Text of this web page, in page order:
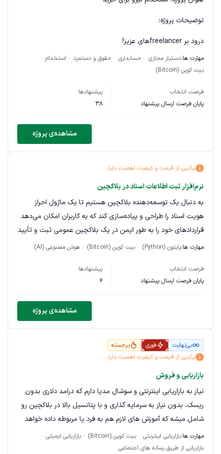
توضیحات پروژه:
درود بر freelancerهای عزیز!
ما به چند نیرو نیازمندیم برای انجام وظایف مربوط به خرید به
صورت پاره‌وقت. در این پروژه، شما وظیفه خواهید داشت که در روز
بین 2 تا 3 ساعت همکاری کنید.
شرایط استخدام:
امیدواریم افرادی را پیدا کنیم که به دنبال یک کار
خواهشمندیم در صورتی که علاقه‌مند به همکاری
هستید، رزومه یا اطلاعات مرتبط خود را ارسال نمایید.
با تشکر از همکاری شما!
مهارت ها:دستیار مجازی حسابداری حقوق و دستمزد
استخدام
بیت کوین (Bitcoin)
فرصت انتخاب
پایان فرصت ارسال پیشنهاد
پیشنهادها
38
مشاهده‌ی پروژه
ترکیبی از قیمت و کیفیت اهمیت دارد.
نرم‌افزار ثبت اطلاعات اسناد در بلاکچین
به دنبال یک توسعه‌دهنده بلاکچین هستیم تا یک ماژول احراز
هویت اسناد را طراحی و پیاده‌سازی کند که به کاربران امکان می‌دهد
قراردادهای خود را به طور ایمن در یک بلاکچین عمومی ثبت و تأیید
کنند.
مهارت ها:پایتون (Python) بیت کوین (Bitcoin) هوش مصنوعی (AI)
فرصت انتخاب
پایان فرصت ارسال پیشنهاد
پیشنهادها
6
مشاهده‌ی پروژه
ترکیبی از قیمت و کیفیت اهمیت دارد.
بی‌نهایت فوری برجسته
بازاریابی و فروش
نیاز به بازاریابی اینترنتی و سوشال مدیا دارم که درامد دلاری بدون
ریسک، بدون نیاز به سرمایه گذاری و با پتانسیل بالا در بلاکچین رو
شامل میشه که آموزش های لازم هم به فرد یا مربوطه داده خواهد
شد.
مهارت ها:بازاریابی اینترنتی بیت کوین (Bitcoin)
بازاریابی ایمیلی
بازاریابی از طریق رسانه های اجتماعی